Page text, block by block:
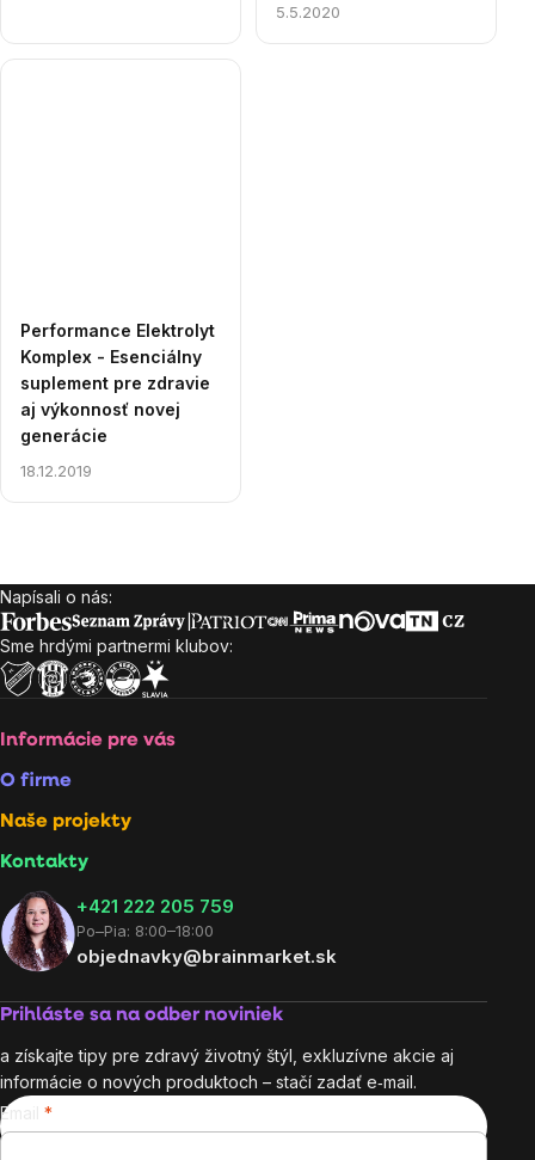
5.5.2020
Performance Elektrolyt
Komplex - Esenciálny
suplement pre zdravie
aj výkonnosť novej
generácie
18.12.2019
prvky
výpisu
Zápätie
Napísali o nás:
Sme hrdými partnermi klubov:
Informácie pre vás
O firme
Naše projekty
Kontakty
+421 222 205 759
Po–Pia: 8:00–18:00
objednavky@brainmarket.sk
Prihláste sa na odber noviniek
a získajte tipy pre zdravý životný štýl, exkluzívne akcie aj
informácie o nových produktoch – stačí zadať e‑mail.
Email